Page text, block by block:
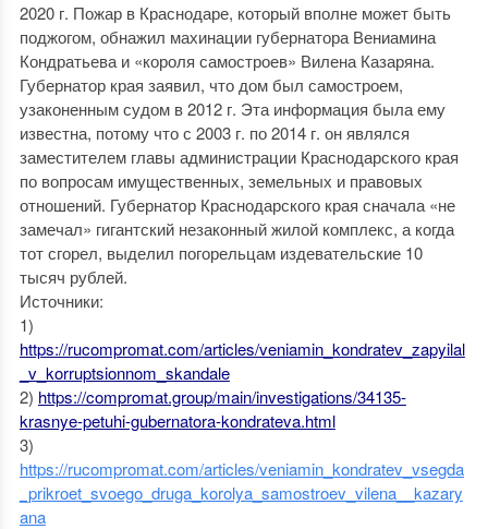
2020 г. Пожар в Краснодаре, который вполне может быть
поджогом, обнажил махинации губернатора Вениамина
Кондратьева и «короля самостроев» Вилена Казаряна.
Губернатор края заявил, что дом был самостроем,
узаконенным судом в 2012 г. Эта информация была ему
известна, потому что с 2003 г. по 2014 г. он являлся
заместителем главы администрации Краснодарского края
по вопросам имущественных, земельных и правовых
отношений. Губернатор Краснодарского края сначала «не
замечал» гигантский незаконный жилой комплекс, а когда
тот сгорел, выделил погорельцам издевательские 10
тысяч рублей.
Источники:
1)
https://rucompromat.com/articles/veniamin_kondratev_zapyilal
_v_korruptsionnom_skandale
2) https://compromat.group/main/investigations/34135-
krasnye-petuhi-gubernatora-kondrateva.html
3)
https://rucompromat.com/articles/veniamin_kondratev_vsegda
_prikroet_svoego_druga_korolya_samostroev_vilena__kazary
ana